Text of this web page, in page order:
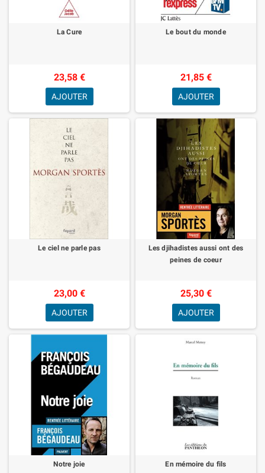
La Cure
23,58 €
AJOUTER
Le bout du monde
21,85 €
AJOUTER
Le ciel ne parle pas
23,00 €
AJOUTER
Les djihadistes aussi ont des
peines de coeur
25,30 €
AJOUTER
Notre joie En mémoire du fils